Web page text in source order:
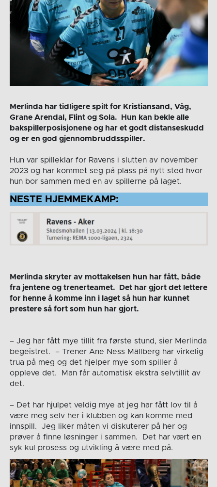
Merlinda har tidligere spilt for Kristiansand, Våg,
Grane Arendal, Flint og Sola. Hun kan bekle alle
bakspillerposisjonene og har et godt distanseskudd
og er en god gjennombruddsspiller.
Hun var spilleklar for Ravens i slutten av november
2023 og har kommet seg på plass på nytt sted hvor
hun bor sammen med en av spillerne på laget.
NESTE HJEMMEKAMP:
Merlinda skryter av mottakelsen hun har fått, både
fra jentene og trenerteamet. Det har gjort det lettere
for henne å komme inn i laget så hun har kunnet
prestere så fort som hun har gjort.
– Jeg har fått mye tillit fra første stund, sier Merlinda
begeistret. – Trener Ane Ness Mällberg har virkelig
trua på meg og det hjelper mye som spiller å
oppleve det. Man får automatisk ekstra selvtillit av
det.
– Det har hjulpet veldig mye at jeg har fått lov til å
være meg selv her i klubben og kan komme med
innspill. Jeg liker måten vi diskuterer på her og
prøver å finne løsninger i sammen. Det har vært en
syk kul prosess og utvikling å være med på.